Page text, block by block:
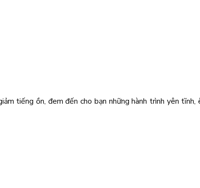
tiếng ồn, đem đến cho bạn những hành trình yên